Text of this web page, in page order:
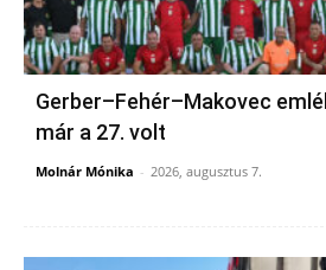
Gerber–Fehér–Makovec
már a 27. volt
Molnár Mónika - 2026, augusztus 7.